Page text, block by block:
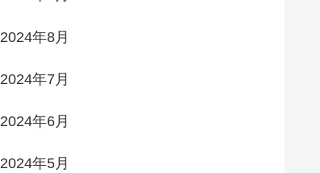
2024年8月
2024年7月
2024年6月
2024年5月